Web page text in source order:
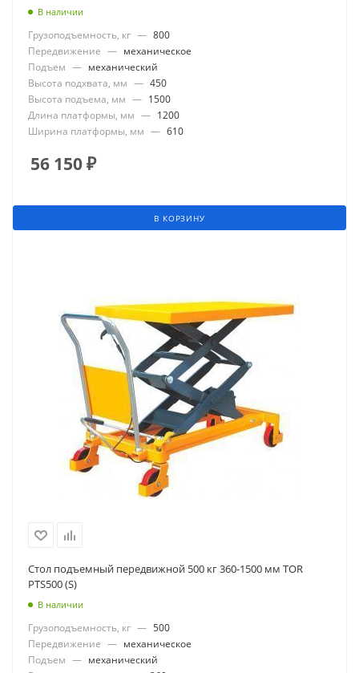
В наличии
Грузоподъемность, кг — 800
Передвижение — механическое
Подъем — механический
Высота подхвата, мм — 450
Высота подъема, мм — 1500
Длина платформы, мм — 1200
Ширина платформы, мм — 610
56 150₽
В КОРЗИНУ
Стол подъемный передвижной 500 кг 360-1500 мм TOR
PTS500 (S)
В наличии
Грузоподъемность, кг — 500
Передвижение — механическое
Подъем — механический